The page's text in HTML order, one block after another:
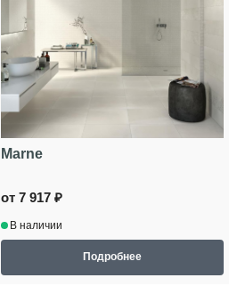
Marne
от 7 917 ₽
В наличии
Подробнее